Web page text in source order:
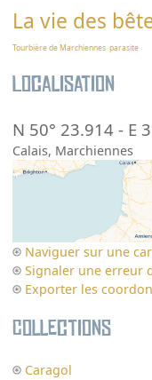
La vie des
Tourbière de Marchiennes parasite
Localisation
N 50° 23.914 - E
Calais, Marchiennes
Naviguer sur une
Signaler une erreur
Exporter les
Collections
Caragol